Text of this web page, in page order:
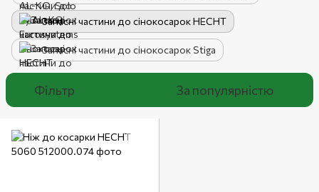
Запасні частини до сінокосарок HECHT
Запасні частини до сінокосарок Stiga
Фільтр За популярністю